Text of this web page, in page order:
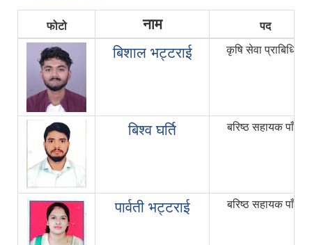
फोटो नाम पद
बिशाल भट्टराई कृषि सेवा प्राबिधिक
बिश्व घर्ति बरिष्ठ सहायक पाँचौ
पार्वती भट्टराई बरिष्ठ सहायक पाँचौ